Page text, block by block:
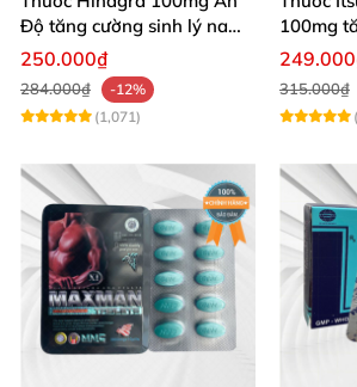
Độ tăng cường sinh lý nam
hindgra-100 chống xts
cương dương
250.000₫
284.000₫
-12%
(1,071)
100mg
quan hệ
315.000₫